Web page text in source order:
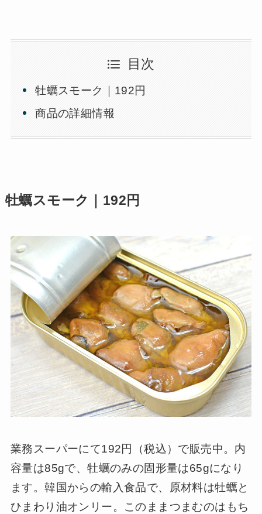
目次
牡蠣スモーク｜192円
商品の詳細情報
牡蠣スモーク｜192円
業務スーパーにて192円（税込）で販売中。内
容量は85gで、牡蠣のみの固形量は65gになり
ます。韓国からの輸入食品で、原材料は牡蠣と
ひまわり油オンリー。このままつまむのはもち